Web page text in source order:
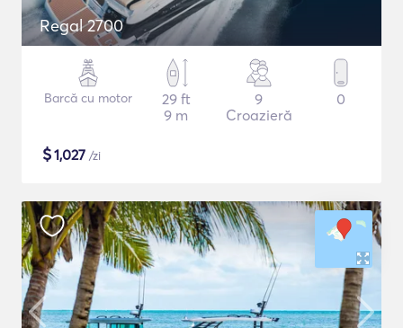
Regal 2700
Barcă cu motor
29 ft
9 m
9
Croazieră
0
$1,027 /zi